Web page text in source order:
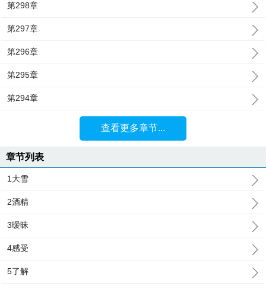
第298章
第297章
第296章
第295章
第294章
查看更多章节...
章节列表
1大雪
2酒精
3暧昧
4感受
5了解